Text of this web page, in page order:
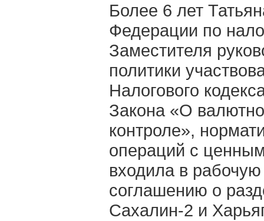
Более 6 лет
Федерации по
Заместителя
политики
Налогового
Закона «О
контроле»,
операций с
входила в
соглашению о
Сахалин-2 и